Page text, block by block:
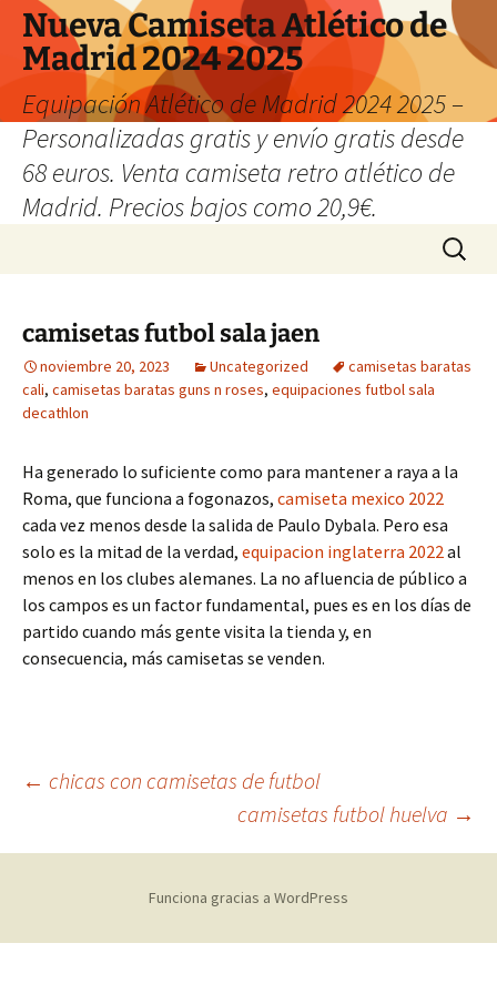
Nueva Camiseta Atlético de
Madrid 2024 2025
Equipación Atlético de Madrid 2024 2025 –
Personalizadas gratis y envío gratis desde
68 euros. Venta camiseta retro atlético de
Madrid. Precios bajos como 20,9€.
Buscar:
camisetas futbol sala jaen
noviembre 20, 2023 Uncategorized
camisetas baratas
cali, camisetas baratas guns n roses, equipaciones futbol sala
decathlon
Ha generado lo suficiente como para mantener a raya a la
Roma, que funciona a fogonazos, camiseta mexico 2022
cada vez menos desde la salida de Paulo Dybala. Pero esa
solo es la mitad de la verdad, equipacion inglaterra 2022al
menos en los clubes alemanes. La no afluencia de público a
los campos es un factor fundamental, pues es en los días de
partido cuando más gente visita la tienda y, en
consecuencia, más camisetas se venden.
Navegación
de
entradas
← chicas con camisetas de futbol
camisetas futbol huelva →
Funciona gracias a WordPress